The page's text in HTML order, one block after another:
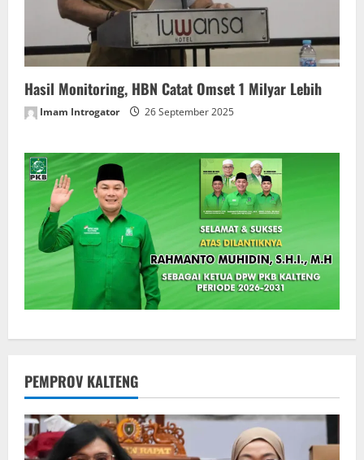
Hasil Monitoring, HBN Catat Omset 1 Milyar Lebih
Imam Introgator 26 September 2025
PEMPROV KALTENG